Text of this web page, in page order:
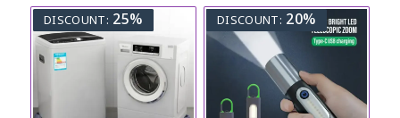
DISCOUNT: 25% DISCOUNT: 20%